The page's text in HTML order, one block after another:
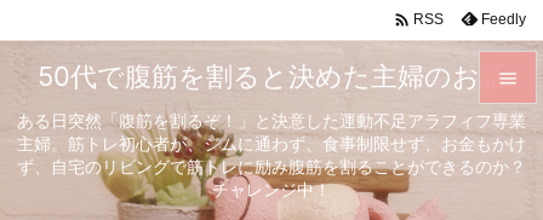
50代で腹筋を割ると決めた主婦のお話
ある日突然「腹筋を割るぞ！」と決意した運動不足アラフィフ専業
主婦。筋トレ初心者が、ジムに通わず、食事制限せず、お金もかけ
ず、自宅のリビングで筋トレに励み腹筋を割ることができるのか？
チャレンジ中！


メニュ
 RSS Feedly